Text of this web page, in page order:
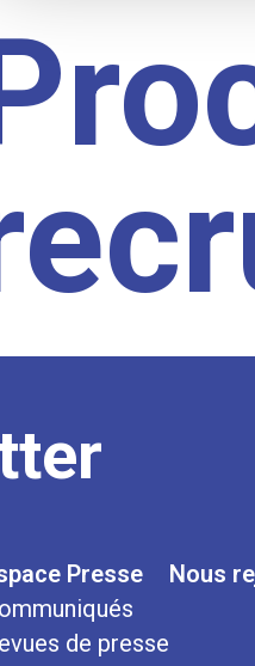
Presse
de presse
Nous